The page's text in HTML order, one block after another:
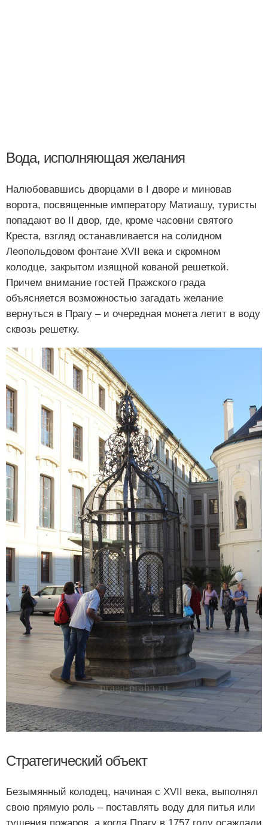
Вода, исполняющая желания
Налюбовавшись дворцами в I дворе и миновав
ворота, посвященные императору Матиашу, туристы
попадают во II двор, где, кроме часовни святого
Креста, взгляд останавливается на солидном
Леопольдовом фонтане XVII века и скромном
колодце, закрытом изящной кованой решеткой.
Причем внимание гостей Пражского града
объясняется возможностью загадать желание
вернуться в Прагу – и очередная монета летит в воду
сквозь решетку.
Стратегический объект
Безымянный колодец, начиная с XVII века, выполнял
свою прямую роль – поставлять воду для питья или